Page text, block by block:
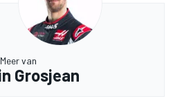
Meer van
Grosjean